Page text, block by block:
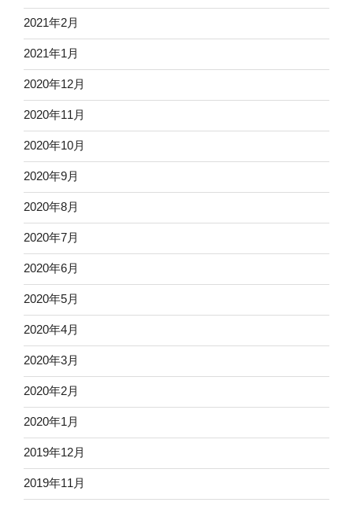
2021年2月
2021年1月
2020年12月
2020年11月
2020年10月
2020年9月
2020年8月
2020年7月
2020年6月
2020年5月
2020年4月
2020年3月
2020年2月
2020年1月
2019年12月
2019年11月